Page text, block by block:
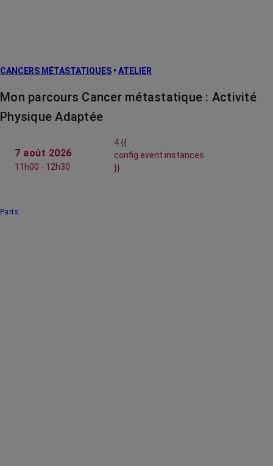
CANCERS MÉTASTATIQUES • ATELIER
Mon parcours Cancer métastatique : Activité
Physique Adaptée
7 août 2026
11h00 - 12h30
4 {{
config.event.instances
}}
Paris